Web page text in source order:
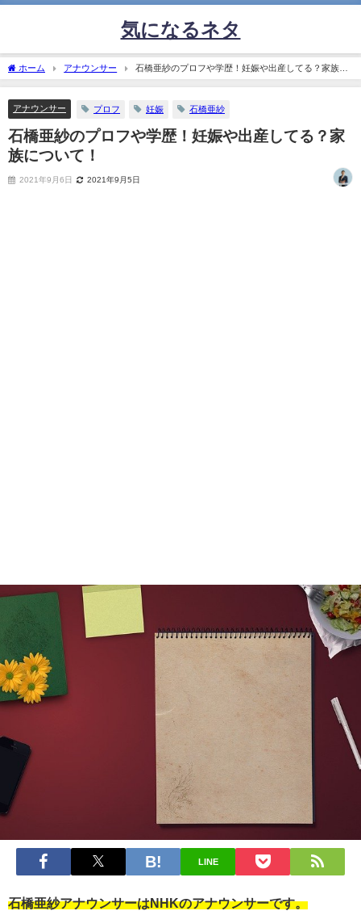
気になるネタ
ホーム アナウンサー
石橋亜紗のプロフや学歴！妊娠や出産してる？家族に
ついて！
アナウンサー プロフ 妊娠 石橋亜紗
石橋亜紗のプロフや学歴！妊娠や出産してる？家
族について！
2021年9月6日 2021年9月5日
LINE
石橋亜紗アナウンサーはNHKのアナウンサーです。